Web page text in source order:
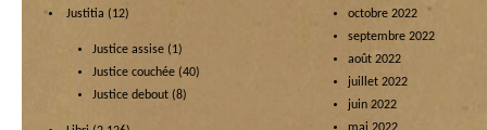
Justitia (12)
Justice assise (1)
Justice couchée (40)
Justice debout (8)
octobre 2022
septembre 2022
août 2022
juillet 2022
juin 2022